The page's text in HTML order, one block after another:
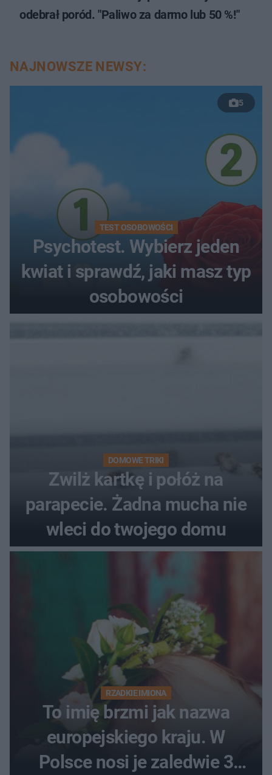
odebrał poród. "Paliwo za darmo lub 50 %!"
NAJNOWSZE NEWSY:
5
TEST OSOBOWOŚCI
Psychotest. Wybierz jeden
kwiat i sprawdź, jaki masz typ
osobowości
DOMOWE TRIKI
Zwilż kartkę i połóż na
parapecie. Żadna mucha nie
wleci do twojego domu
RZADKIE IMIONA
To imię brzmi jak nazwa
europejskiego kraju. W
Polsce nosi je zaledwie 3